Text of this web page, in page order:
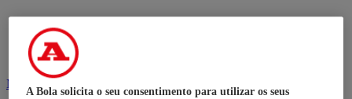
Modalidades
A Bola solicita o seu consentimento para utilizar os seus